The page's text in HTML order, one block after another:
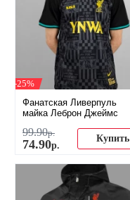
-25%
Фанатская Ливерпуль
майка Леброн Джеймс
99.90р.
74.90р.
Купить